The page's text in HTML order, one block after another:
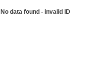
No data found - invalid ID